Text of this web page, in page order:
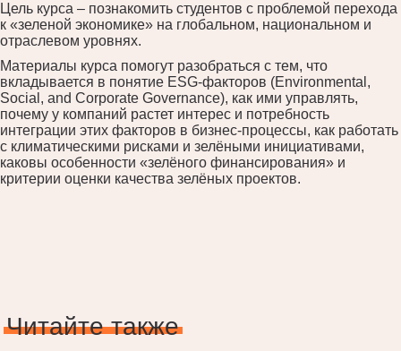
Цель курса – познакомить студентов с проблемой перехода
к «зеленой экономике» на глобальном, национальном и
отраслевом уровнях.
Материалы курса помогут разобраться с тем, что
вкладывается в понятие ESG-факторов (Environmental,
Social, and Corporate Governance), как ими управлять,
почему у компаний растет интерес и потребность
интеграции этих факторов в бизнес-процессы, как работать
с климатическими рисками и зелёными инициативами,
каковы особенности «зелёного финансирования» и
критерии оценки качества зелёных проектов.
Читайте также